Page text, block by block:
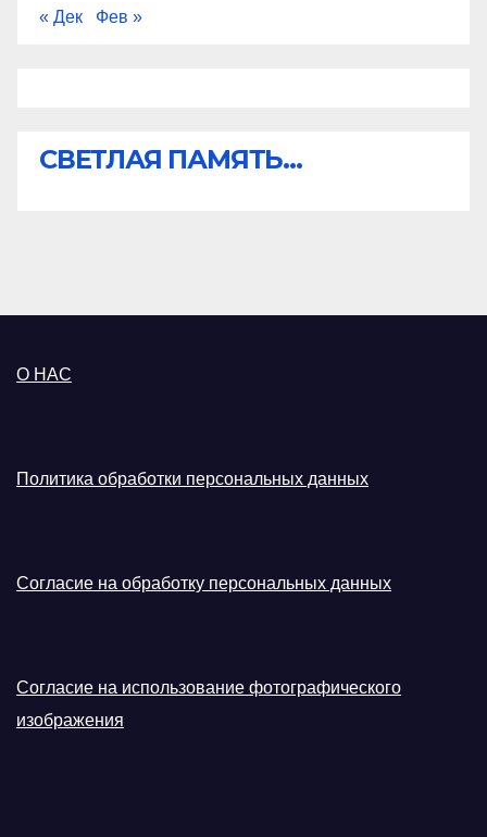
« Дек Фев »
СВЕТЛАЯ ПАМЯТЬ...
О НАС
Политика обработки персональных данных
Согласие на обработку персональных данных
Согласие на использование фотографического
изображения